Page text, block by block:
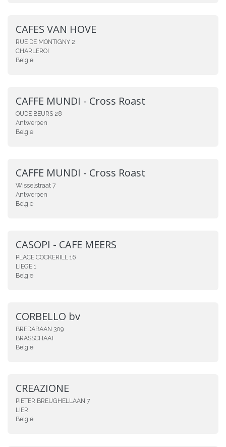
CAFES VAN HOVE
RUE DE MONTIGNY 2
CHARLEROI
België
CAFFE MUNDI - Cross Roast
OUDE BEURS 28
Antwerpen
België
CAFFE MUNDI - Cross Roast
Wisselstraat 7
Antwerpen
België
CASOPI - CAFE MEERS
PLACE COCKERILL 16
LIEGE 1
België
CORBELLO bv
BREDABAAN 309
BRASSCHAAT
België
CREAZIONE
PIETER BREUGHELLAAN 7
LIER
België